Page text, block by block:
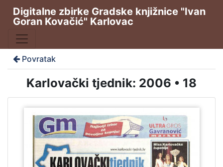
Digitalne zbirke Gradske knjižnice "Ivan
Goran Kovačić" Karlovac
Povratak
Karlovački tjednik: 2006 • 18